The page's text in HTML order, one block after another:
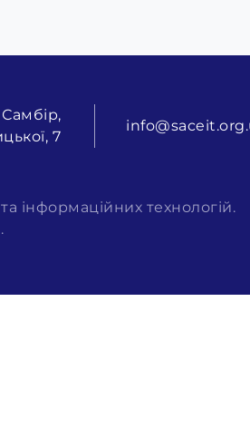
7
інформаційних технологій.